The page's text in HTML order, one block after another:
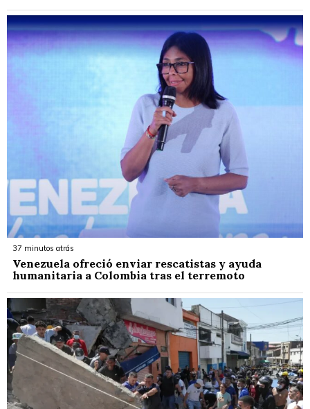
37 minutos atrás
Venezuela ofreció enviar rescatistas y ayuda
humanitaria a Colombia tras el terremoto